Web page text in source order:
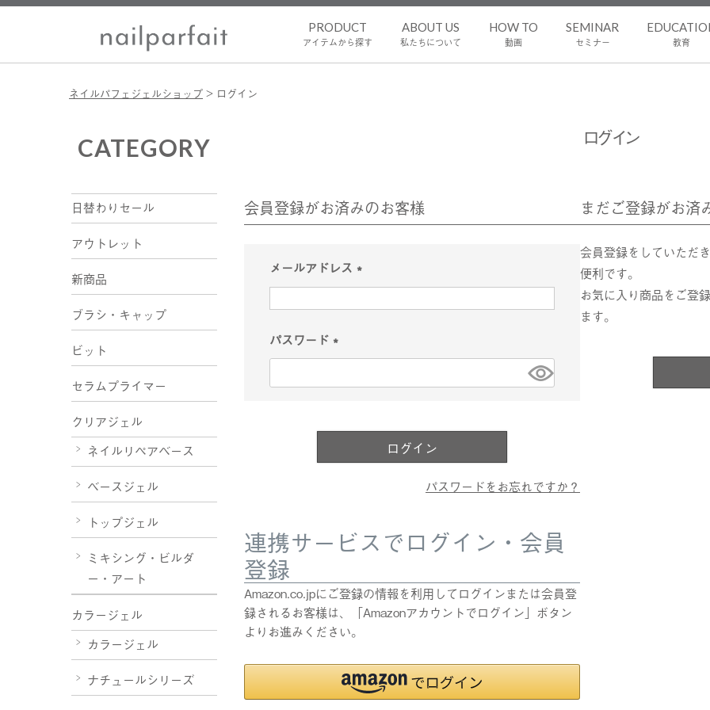
PRODUCT
アイテムから探す
ABOUT US
私たちについて
HOW TO
動画
SEMINAR
セミナー 教育
ネイルパフェジェルショップ ログイン
CATEGORY
日替わりセール
アウトレット
新商品
ブラシ・キャップ
ビット
セラムプライマー
クリアジェル
ネイルリペアベース
ベースジェル
トップジェル
ミキシング・ビルダ
ー・アート
カラージェル
カラージェル
ナチュールシリーズ
ログイン
会員登録がお済みのお客様
メールアドレス
(
必
)
パスワード
(
必
)
ログイン
パスワードをお忘れですか？
連携サービスでログイン・会員
登録
Amazon.co.jpにご登録の情報を利用してログインまたは会員登
録されるお客様は、「Amazonアカウントでログイン」ボタン
よりお進みください。
まだご登録がお済
会員登録をしていただ
便利です。
お気に入り商品をご登
ます。